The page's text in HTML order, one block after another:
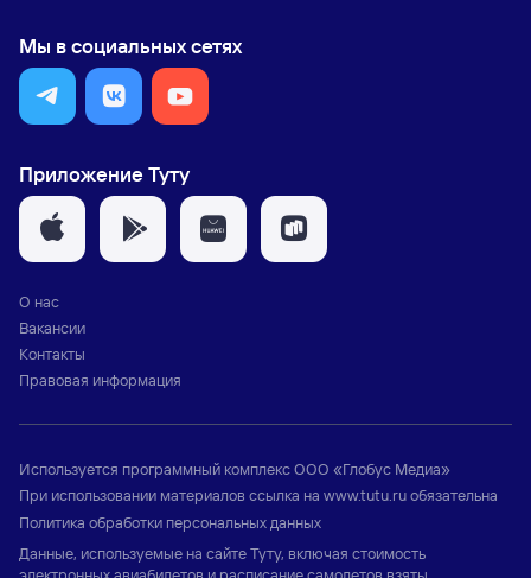
Мы в социальных сетях
Приложение Туту
О нас
Вакансии
Контакты
Правовая информация
Используется программный комплексООО «Глобус Медиа»
При использовании материалов ссылка на www.tutu.ruобязательна
Политика обработки персональных данных
Данные, используемые на сайте Туту, включая стоимость